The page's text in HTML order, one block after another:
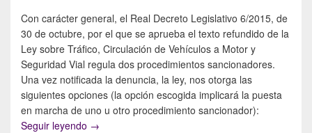
Con carácter general, el Real Decreto Legislativo 6/2015, de
30 de octubre, por el que se aprueba el texto refundido de la
Ley sobre Tráfico, Circulación de Vehículos a Motor y
Seguridad Vial regula dos procedimientos sancionadores.
Una vez notificada la denuncia, la ley, nos otorga las
siguientes opciones (la opción escogida implicará la puesta
en marcha de uno u otro procedimiento sancionador):
Seguir leyendo ¿Qué debo hacer si me han notificado una
→